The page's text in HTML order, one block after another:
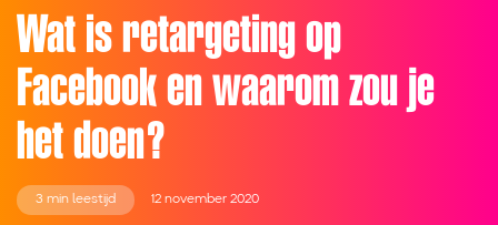
Wat is retargeting op
Facebook en waarom zou je
het doen?
3 min leestijd 12 november 2020